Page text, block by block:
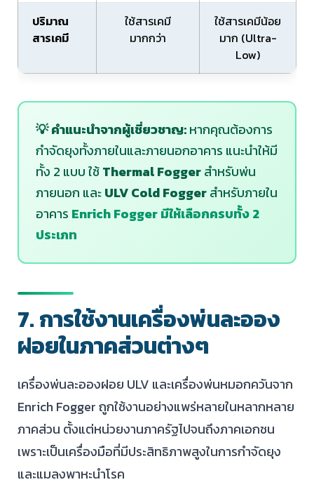
ปริมาณ
สารเคมี
ใช้สารเคมี
มากกว่า
ใช้สารเคมีน้อย
มาก (Ultra-
Low)
💡 คำแนะนำจากผู้เชี่ยวชาญ:หากคุณต้องการ
กำจัดยุงทั้งภายในและภายนอกอาคาร แนะนำให้มี
ทั้ง 2 แบบ ใช้Thermal Foggerสำหรับพ่น
ภายนอก และULV Cold Foggerสำหรับภายใน
อาคาร Enrich Fogger มีให้เลือกครบทั้ง 2
ประเภท
7. การใช้งานเครื่องพ่นละออง
ฝอยในภาคส่วนต่างๆ
เครื่องพ่นละอองฝอย ULV และเครื่องพ่นหมอกควันจาก
Enrich Fogger ถูกใช้งานอย่างแพร่หลายในหลากหลาย
ภาคส่วน ตั้งแต่หน่วยงานภาครัฐไปจนถึงภาคเอกชน
เพราะเป็นเครื่องมือที่มีประสิทธิภาพสูงในการกำจัดยุง
และแมลงพาหะนำโรค